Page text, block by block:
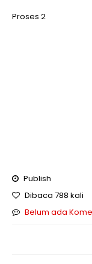
Proses 2
Publish
Dibaca 788 kali
Belum ada